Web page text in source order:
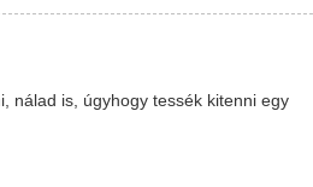
nálad is, úgyhogy tessék kitenni egy